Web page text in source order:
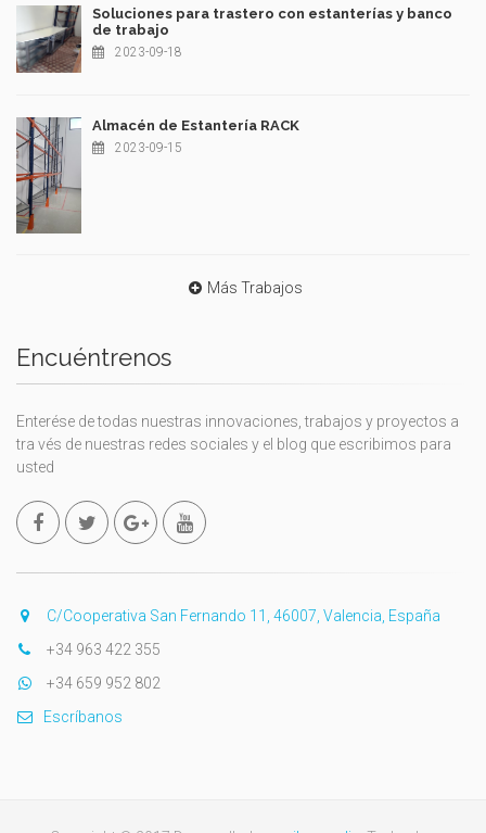
Soluciones para trastero con estanterías y banco
de trabajo
2023-09-18
Almacén de Estantería RACK
2023-09-15
Más Trabajos
Encuéntrenos
Enterése de todas nuestras innovaciones, trabajos y proyectos a
tra vés de nuestras redes sociales y el blog que escribimos para
usted
C/Cooperativa San Fernando 11, 46007, Valencia, España
+34 963 422 355
+34 659 952 802
Escríbanos